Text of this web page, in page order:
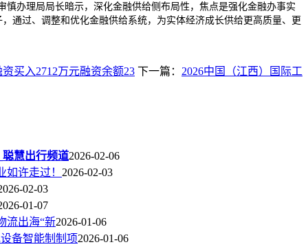
慎办理局局长暗示，深化金融供给侧布局性，焦点是强化金融办事实
通过、调整和优化金融供给系统，为实体经济成长供给更高质量、更
买入2712万元融资余额23 下一篇： 2026中国（江西）国际工
聪慧出行频道2026-02-06
如许走过！ 2026-02-03
02-03
01-07
流出海“新2026-01-06
备智能制制项2026-01-06